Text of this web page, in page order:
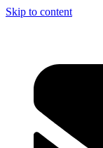
Skip to content